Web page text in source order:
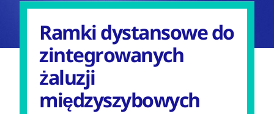
Ramki dystansowe do
zintegrowanych
żaluzji
międzyszybowych